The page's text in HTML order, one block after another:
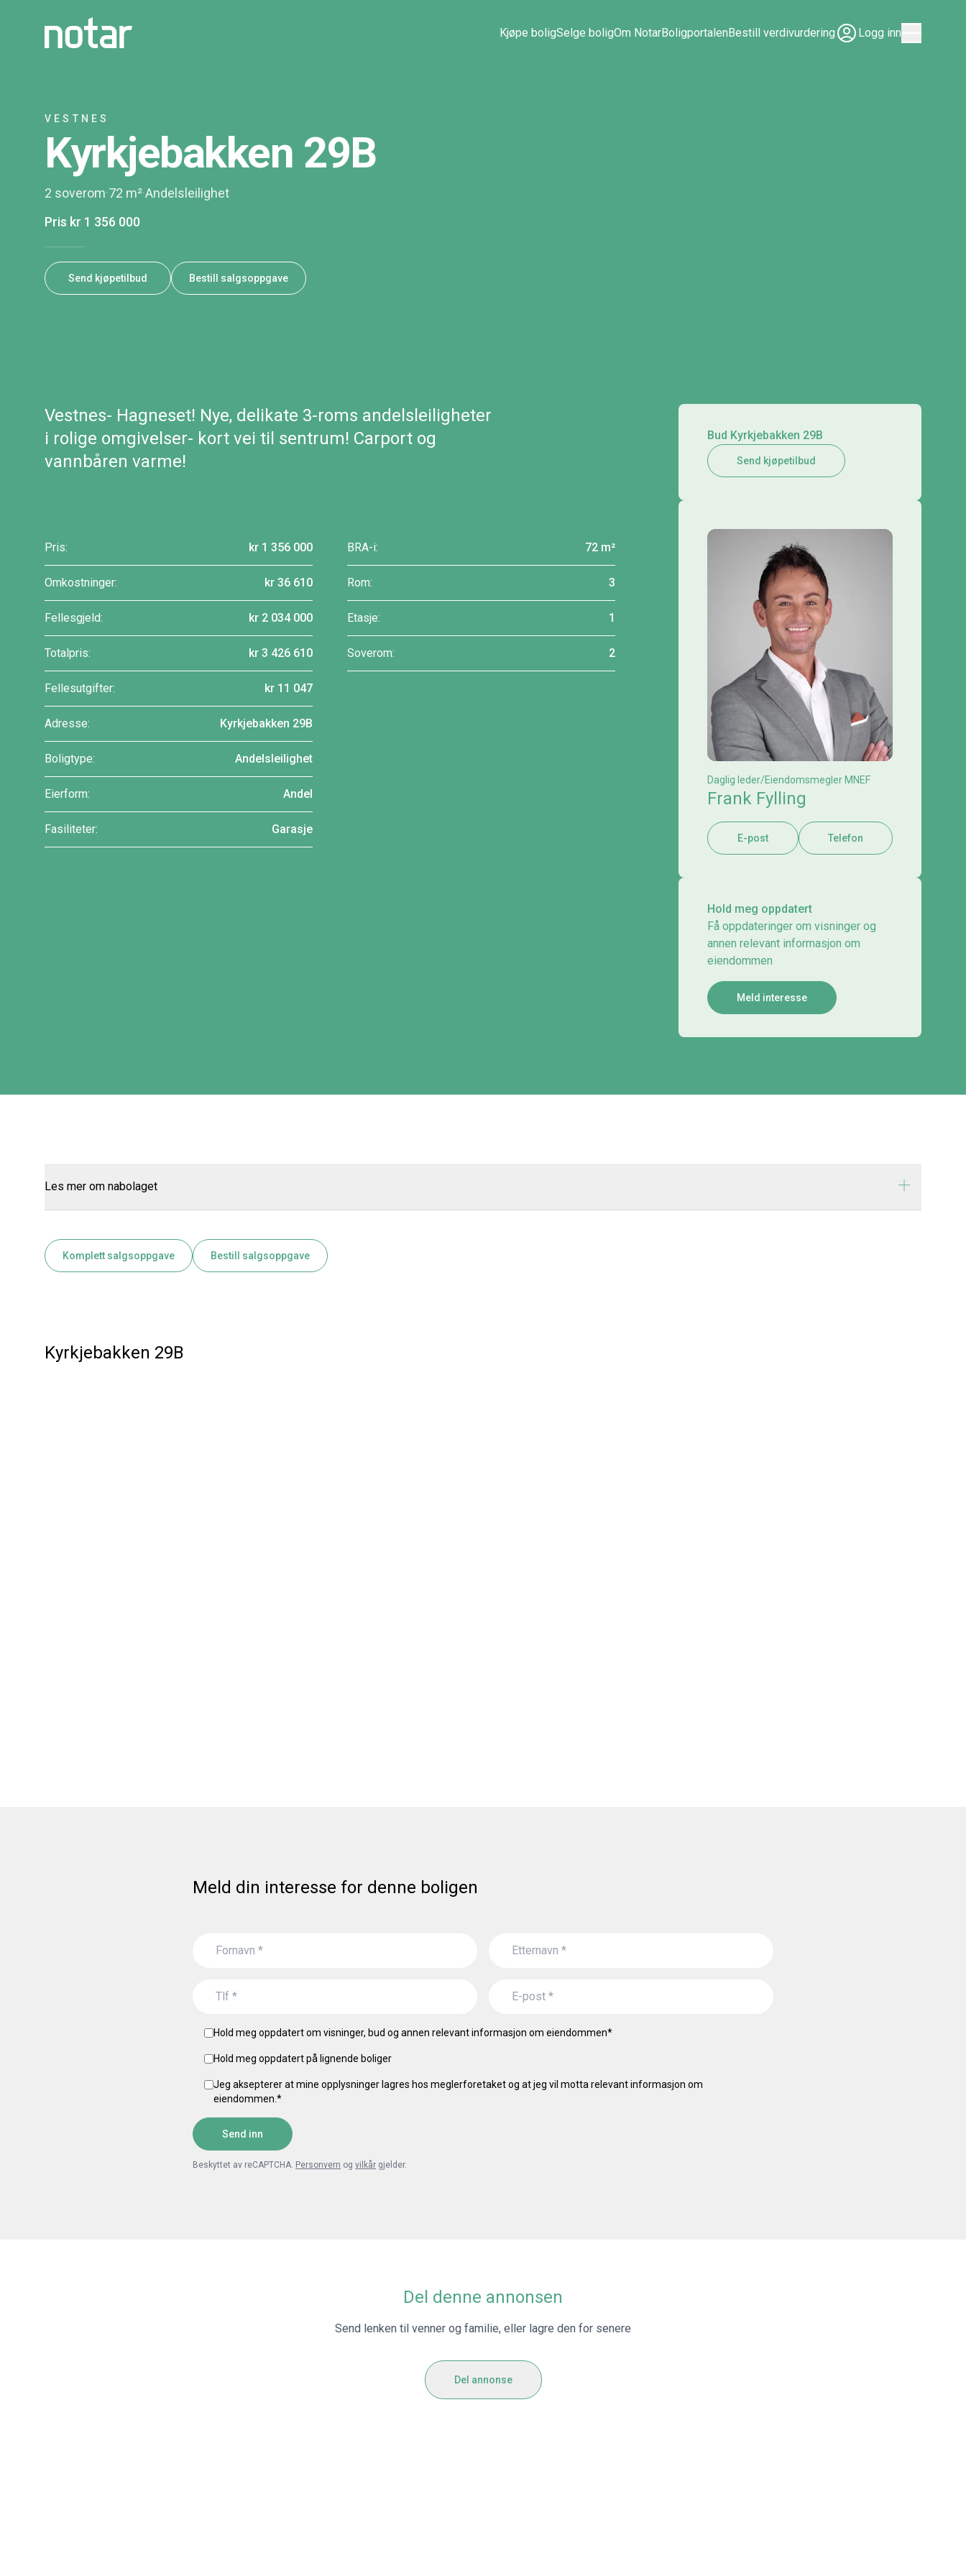
Kjøpe boligSelge boligOm NotarBoligportalenBestill verdivurdering Logg inn
VESTNES
Kyrkjebakken 29B
2 soverom·72 m²·Andelsleilighet
Pris kr 1 356 000
Send kjøpetilbud Bestill salgsoppgave
Vestnes- Hagneset! Nye, delikate 3-roms andelsleiligheter
i rolige omgivelser- kort vei til sentrum! Carport og
vannbåren varme!
Pris: kr 1 356 000
Omkostninger: kr 36 610
Fellesgjeld: kr 2 034 000
Totalpris: kr 3 426 610
Fellesutgifter: kr 11 047
Adresse: Kyrkjebakken 29B
Boligtype: Andelsleilighet
Eierform: Andel
Fasiliteter: Garasje
BRA-i: 72 m²
Rom: 3
Etasje: 1
Soverom: 2
Bud Kyrkjebakken 29B
Send kjøpetilbud
Daglig leder/Eiendomsmegler MNEF
Frank Fylling
E-post Telefon
Hold meg oppdatert
Få oppdateringer om visninger og
annen relevant informasjon om
eiendommen
Meld interesse
Les mer om nabolaget
Komplett salgsoppgave Bestill salgsoppgave
Kyrkjebakken 29B
Meld din interesse for denne boligen
Hold meg oppdatert om visninger, bud og annen relevant informasjon om eiendommen*
Hold meg oppdatert på lignende boliger
Jeg aksepterer at mine opplysninger lagres hos meglerforetaket og at jeg vil motta relevant informasjon om
eiendommen.*
Send inn
Beskyttet av reCAPTCHA. Personvern og vilkår gjelder.
Del denne annonsen
Send lenken til venner og familie, eller lagre den for senere
Del annonse